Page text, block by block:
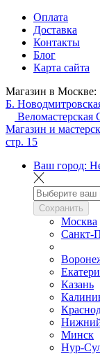
Оплата
Доставка
Контакты
Блог
Карта сайта
Магазин в Москве:
Б.
Веломастерская
Магазин и
стр. 15
Ваш город:
Сохранить
Москва
Санкт-
Казань
Минск
Нур-